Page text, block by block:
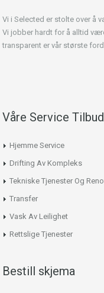
Vi i Selected er stolte over å
Vi jobber hardt for å alltid
transparent er vår største
Våre Service Tilbud
Hjemme Service
Drifting Av Kompleks
Tekniske Tjenester Og
Transfer
Vask Av Leilighet
Rettslige Tjenester
Bestill skjema